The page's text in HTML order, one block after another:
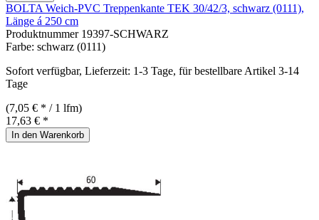
BOLTA Weich-PVC Treppenkante TEK 30/42/3, schwarz (0111),
Länge á 250 cm
Produktnummer 19397-SCHWARZ
Farbe: schwarz (0111)
Sofort verfügbar, Lieferzeit: 1-3 Tage, für bestellbare Artikel 3-14
Tage
(7,05 € * / 1 lfm)
17,63 € *
In den Warenkorb